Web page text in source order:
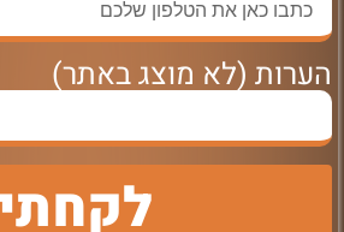
הערות (לא מוצג באתר)